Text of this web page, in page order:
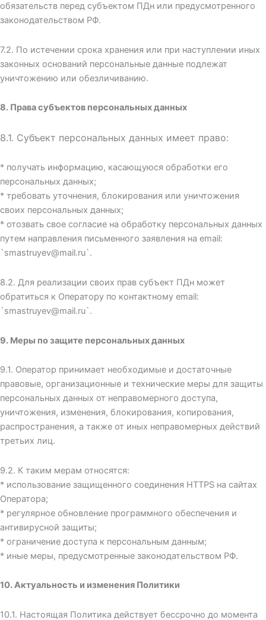
обязательств перед субъектом ПДн или предусмотренного
законодательством РФ.
7.2. По истечении срока хранения или при наступлении иных
законных оснований персональные данные подлежат
уничтожению или обезличиванию.
8. Права субъектов персональных данных
8.1. Субъект персональных данных имеет право:
* получать информацию, касающуюся обработки его
персональных данных;
* требовать уточнения, блокирования или уничтожения
своих персональных данных;
* отозвать свое согласие на обработку персональных данных
путем направления письменного заявления на email:
`smastruyev@mail.ru`.
8.2. Для реализации своих прав субъект ПДн может
обратиться к Оператору по контактному email:
`smastruyev@mail.ru`.
9. Меры по защите персональных данных
9.1. Оператор принимает необходимые и достаточные
правовые, организационные и технические меры для защиты
персональных данных от неправомерного доступа,
уничтожения, изменения, блокирования, копирования,
распространения, а также от иных неправомерных действий
третьих лиц.
9.2. К таким мерам относятся:
* использование защищенного соединения HTTPS на сайтах
Оператора;
* регулярное обновление программного обеспечения и
антивирусной защиты;
* ограничение доступа к персональным данным;
* иные меры, предусмотренные законодательством РФ.
10. Актуальность и изменения Политики
10.1. Настоящая Политика действует бессрочно до момента